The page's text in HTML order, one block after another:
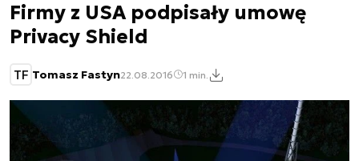
Firmy z USA podpisały umowę
Privacy Shield
TF Tomasz Fastyn22.08.2016 1 min.